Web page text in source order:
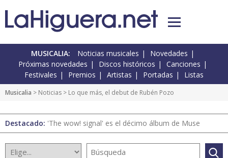
MUSICALIA: Noticias musicales
Novedades
Próximas novedades
Discos históricos
Canciones
Festivales
Premios Artistas Portadas Listas
Musicalia > Noticias > Lo que más, el debut de Rubén Pozo
Destacado: 'The wow! signal' es el décimo álbum de Muse